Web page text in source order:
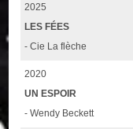
2025
LES FÉES
- Cie La flèche
2020
UN ESPOIR
- Wendy Beckett